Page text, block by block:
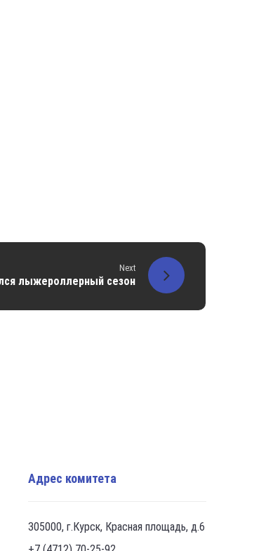
Next
лыжероллерный сезон
Адрес комитета
305000, г.Курск, Красная площадь, д.6